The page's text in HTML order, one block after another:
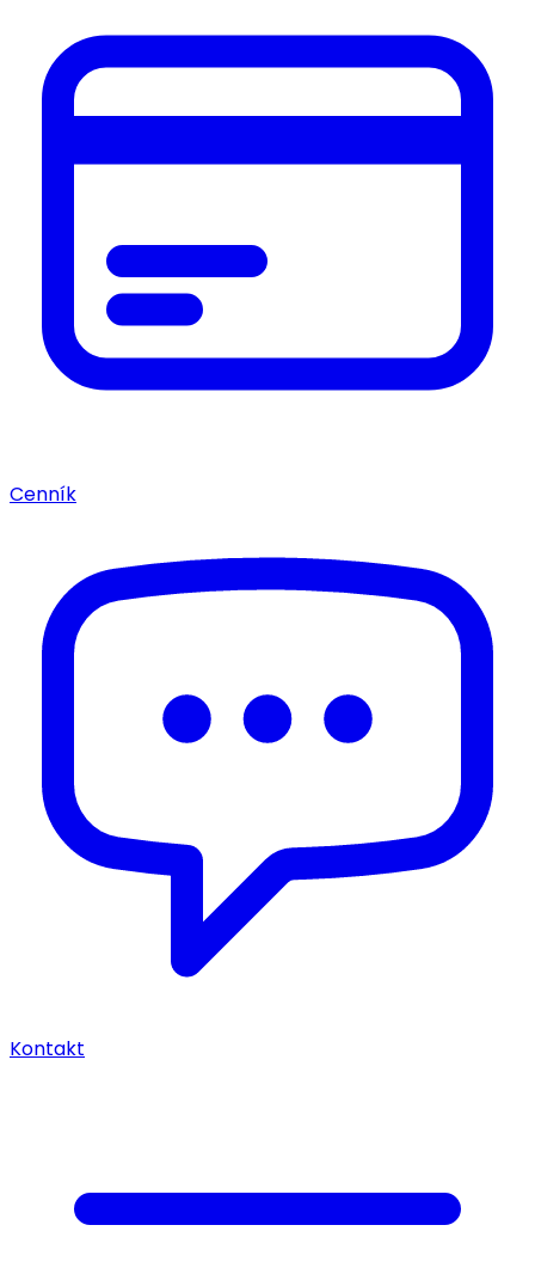
Cenník
Kontakt